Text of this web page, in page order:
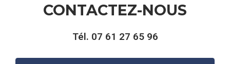
CONTACTEZ-NOUS
Tél. 07 61 27 65 96